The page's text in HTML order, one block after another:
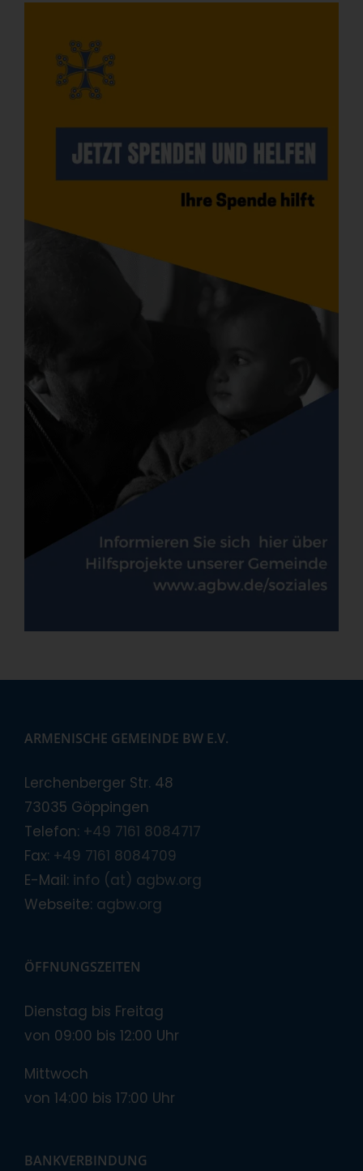
ARMENISCHE GEMEINDE BW E.V.
Lerchenberger Str. 48
73035 Göppingen
Telefon: +49 7161 8084717
Fax: +49 7161 8084709
E-Mail: info (at) agbw.org
Webseite: agbw.org
ÖFFNUNGSZEITEN
Dienstag bis Freitag
von 09:00 bis 12:00 Uhr
Mittwoch
von 14:00 bis 17:00 Uhr
BANKVERBINDUNG